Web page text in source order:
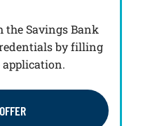
the Savings Bank
by filling